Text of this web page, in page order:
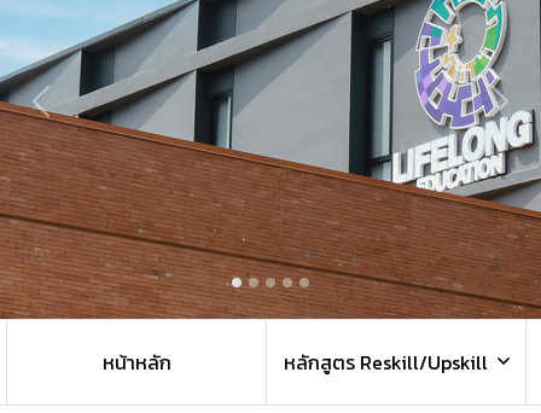
Previous Next
หน้าหลัก หลักสูตร Reskill/Upskill